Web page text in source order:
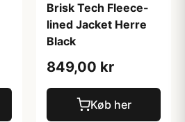
Brisk Tech Fleece-
lined Jacket Herre
Black
849,00 kr
Køb her